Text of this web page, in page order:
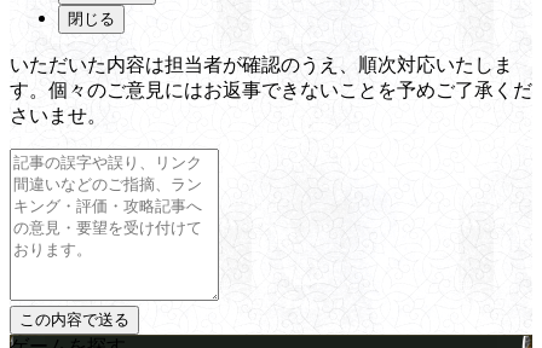
閉じる
いただいた内容は担当者が確認のうえ、順次対応いたしま
す。個々のご意見にはお返事できないことを予めご了承くだ
さいませ。